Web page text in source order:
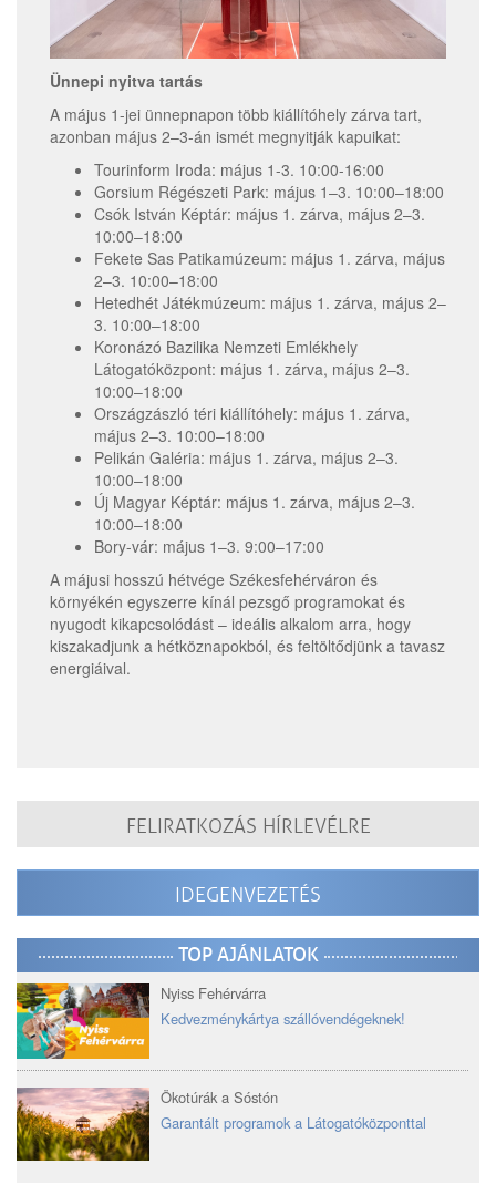
Ünnepi nyitva tartás
A május 1-jei ünnepnapon több kiállítóhely zárva tart,
azonban május 2–3-án ismét megnyitják kapuikat:
Tourinform Iroda: május 1-3. 10:00-16:00
Gorsium Régészeti Park: május 1–3. 10:00–18:00
Csók István Képtár: május 1. zárva, május 2–3.
10:00–18:00
Fekete Sas Patikamúzeum: május 1. zárva, május
2–3. 10:00–18:00
Hetedhét Játékmúzeum: május 1. zárva, május 2–
3. 10:00–18:00
Koronázó Bazilika Nemzeti Emlékhely
Látogatóközpont: május 1. zárva, május 2–3.
10:00–18:00
Országzászló téri kiállítóhely: május 1. zárva,
május 2–3. 10:00–18:00
Pelikán Galéria: május 1. zárva, május 2–3.
10:00–18:00
Új Magyar Képtár: május 1. zárva, május 2–3.
10:00–18:00
Bory-vár: május 1–3. 9:00–17:00
A májusi hosszú hétvége Székesfehérváron és
környékén egyszerre kínál pezsgő programokat és
nyugodt kikapcsolódást – ideális alkalom arra, hogy
kiszakadjunk a hétköznapokból, és feltöltődjünk a tavasz
energiáival.
FELIRATKOZÁS HÍRLEVÉLRE
IDEGENVEZETÉS
TOP AJÁNLATOK
Nyiss Fehérvárra
Kedvezménykártya szállóvendégeknek!
Ökotúrák a Sóstón
Garantált programok a Látogatóközponttal